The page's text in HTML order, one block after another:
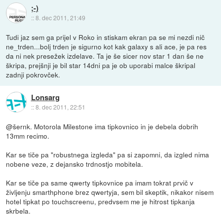
;-)
::8. dec 2011, 21:49
Tudi jaz sem ga prijel v Roko in stiskam ekran pa se mi nezdi nič
ne_trden...bolj trden je sigurno kot kak galaxy s ali ace, je pa res
da ni nek presežek izdelave. Ta je še sicer nov star 1 dan še ne
škripa, prejšnji je bil star 14dni pa je ob uporabi malce škripal
zadnji pokrovček.
Lonsarg
::8. dec 2011, 22:51
@šernk. Motorola Milestone ima tipkovnico in je debela dobrih
13mm recimo.
Kar se tiče pa "robustnega izgleda" pa si zapomni, da izgled nima
nobene veze, z dejansko trdnostjo mobitela.
Kar se tiče pa same qwerty tipkovnice pa imam tokrat prvič v
življenju smarthphone brez qwertyja, sem bil skeptik, nikakor nisem
hotel tipkat po touchscreenu, predvsem me je hitrost tipkanja
skrbela.